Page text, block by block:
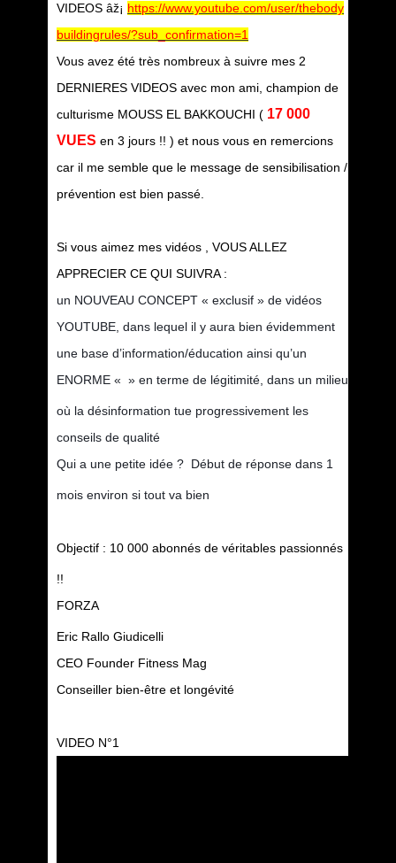
VIDEOS âž¡ https://www.youtube.com/user/thebody
buildingrules/?sub_confirmation=1
Vous avez été très nombreux à suivre mes 2
DERNIERES VIDEOS avec mon ami, champion de
culturisme MOUSS EL BAKKOUCHI ( 17 000
VUES en 3 jours !! ) et nous vous en remercions
car il me semble que le message de sensibilisation /
prévention est bien passé.
Si vous aimez mes vidéos , VOUS ALLEZ
APPRECIER CE QUI SUIVRA :
un NOUVEAU CONCEPT « exclusif » de vidéos
YOUTUBE, dans lequel il y aura bien évidemment
une base d’information/éducation ainsi qu’un
ENORME « » en terme de légitimité, dans un milieu
où la désinformation tue progressivement les
conseils de qualité
Qui a une petite idée ? Début de réponse dans 1
mois environ si tout va bien
Objectif : 10 000 abonnés de véritables passionnés
!!
FORZA
Eric Rallo Giudicelli
CEO Founder Fitness Mag
Conseiller bien-être et longévité
VIDEO N°1